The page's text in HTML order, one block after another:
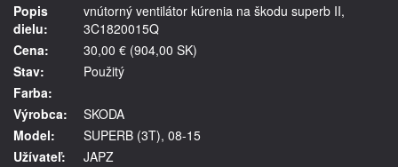
Popis
dielu:
vnútorný ventilátor kúrenia na škodu superb II,
3C1820015Q
Cena:
30,00 € (904,00 SK)
Stav:
Použitý
Farba:
Výrobca:
SKODA
Model:
SUPERB (3T), 08-15
Užívateľ:
JAPZ